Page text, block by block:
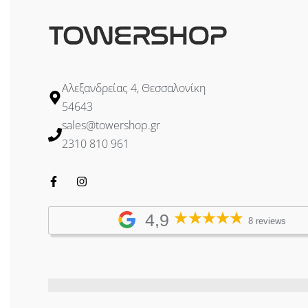
Transmission speed – WiFi 5GHz : 866
WiFi standards : airMAX ac
5GHz MIMO : 2 x 2
Type of antenna : Detachable
Detachable antennas : 1
Antenna gain : 14 dBi
Αλεξανδρείας 4, Θεσσαλονίκη
54643
sales@towershop.gr
2310 810 961
4,9 8 reviews